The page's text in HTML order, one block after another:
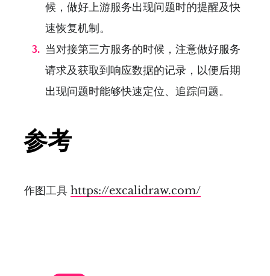
候，做好上游服务出现问题时的提醒及快
速恢复机制。
当对接第三方服务的时候，注意做好服务
请求及获取到响应数据的记录，以便后期
出现问题时能够快速定位、追踪问题。
参考
作图工具 https://excalidraw.com/